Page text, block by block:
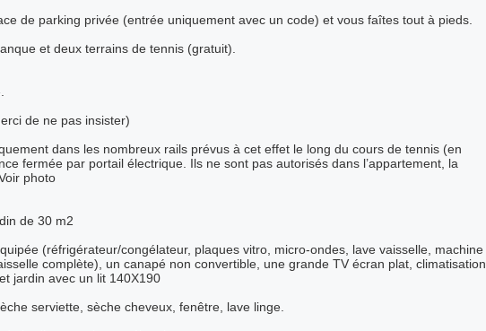
de parking privée (entrée uniquement avec un code) et vous faîtes tout à pieds.
et deux terrains de tennis (gratuit).
de ne pas insister)
dans les nombreux rails prévus à cet effet le long du cours de tennis (en
fermée par portail électrique. Ils ne sont pas autorisés dans l’appartement, la
photo
de 30 m2
(réfrigérateur/congélateur, plaques vitro, micro-ondes, lave vaisselle, machine
complète), un canapé non convertible, une grande TV écran plat, climatisation.
jardin avec un lit 140X190
serviette, sèche cheveux, fenêtre, lave linge.